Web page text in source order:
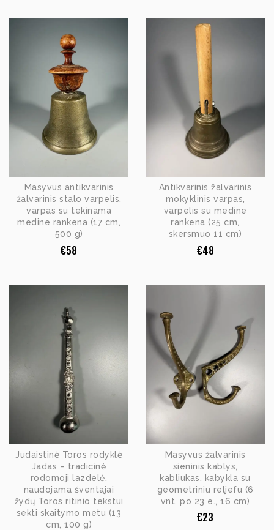
Masyvus antikvarinis
žalvarinis stalo varpelis,
varpas su tekinama
medine rankena (17 cm,
500 g)
€58
Antikvarinis žalvarinis
mokyklinis varpas,
varpelis su medine
rankena (25 cm,
skersmuo 11 cm)
€48
Judaistinė Toros rodyklė
Jadas – tradicinė
rodomoji lazdelė,
naudojama šventajai
žydų Toros ritinio tekstui
sekti skaitymo metu (13
cm, 100 g)
Masyvus žalvarinis
sieninis kablys,
kabliukas, kabykla su
geometriniu reljefu (6
vnt. po 23 e., 16 cm)
€23